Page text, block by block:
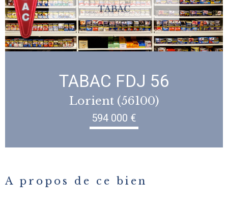
TABAC FDJ 56
Lorient (56100)
594 000 €
A propos de ce bien